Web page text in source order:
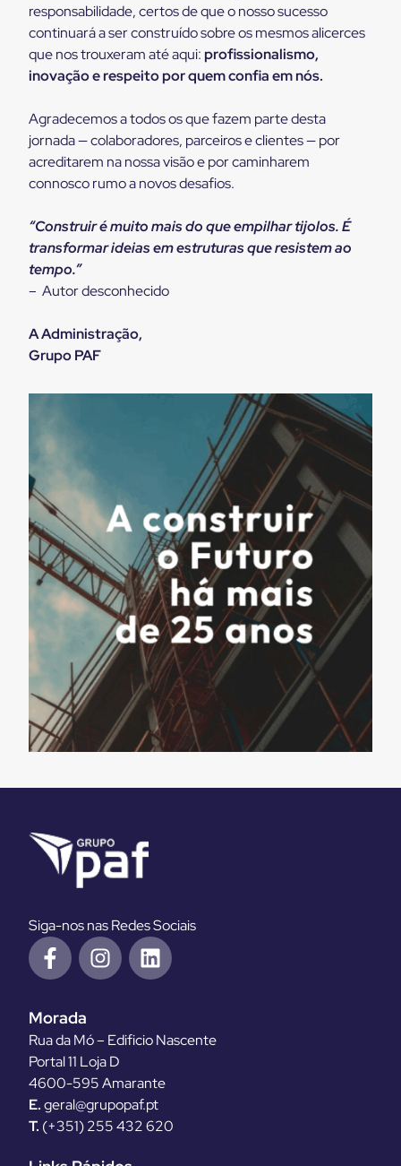
responsabilidade, certos de que o nosso sucesso
continuará a ser construído sobre os mesmos alicerces
que nos trouxeram até aqui: profissionalismo,
inovação e respeito por quem confia em nós.
Agradecemos a todos os que fazem parte desta
jornada — colaboradores, parceiros e clientes — por
acreditarem na nossa visão e por caminharem
connosco rumo a novos desafios.
“Construir é muito mais do que empilhar tijolos. É
transformar ideias em estruturas que resistem ao
tempo.”
– Autor desconhecido
A Administração,
Grupo PAF
Siga-nos nas Redes Sociais
Morada
Rua da Mó – Edificio Nascente
Portal 11 Loja D
4600-595 Amarante
E.geral@grupopaf.pt
T. (+351) 255 432 620